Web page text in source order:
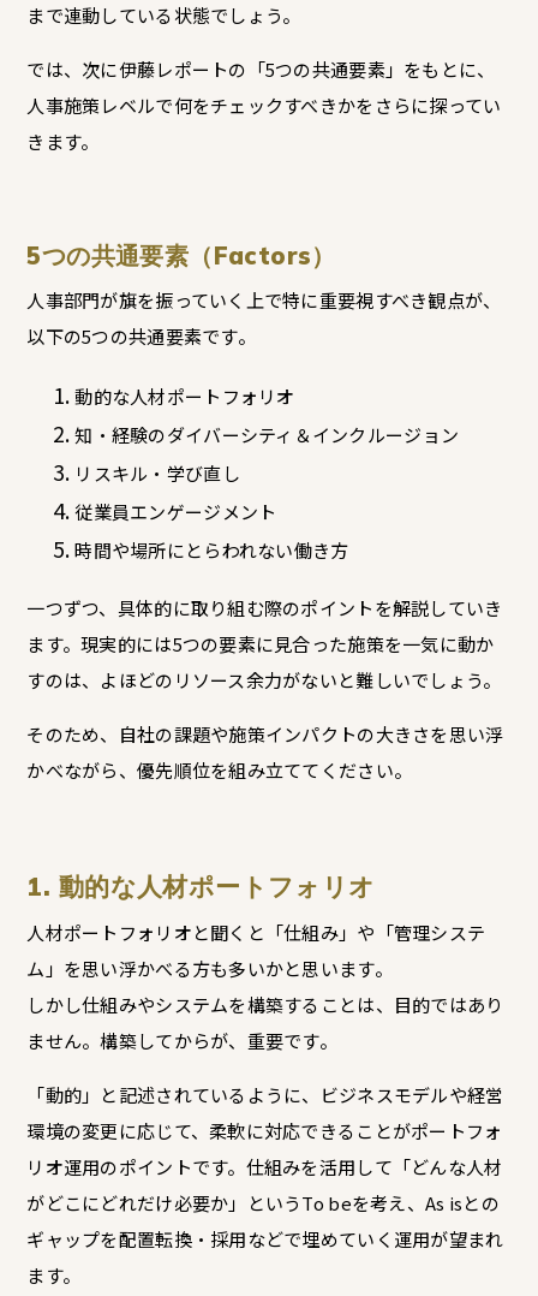
まで連動している状態でしょう。
では、次に伊藤レポートの「5つの共通要素」をもとに、
人事施策レベルで何をチェックすべきかをさらに探ってい
きます。
5つの共通要素（Factors）
人事部門が旗を振っていく上で特に重要視すべき観点が、
以下の5つの共通要素です。
動的な人材ポートフォリオ
知・経験のダイバーシティ＆インクルージョン
リスキル・学び直し
従業員エンゲージメント
時間や場所にとらわれない働き方
一つずつ、具体的に取り組む際のポイントを解説していき
ます。現実的には5つの要素に見合った施策を一気に動か
すのは、よほどのリソース余力がないと難しいでしょう。
そのため、自社の課題や施策インパクトの大きさを思い浮
かべながら、優先順位を組み立ててください。
1. 動的な人材ポートフォリオ
人材ポートフォリオと聞くと「仕組み」や「管理システ
ム」を思い浮かべる方も多いかと思います。
しかし仕組みやシステムを構築することは、目的ではあり
ません。構築してからが、重要です。
「動的」と記述されているように、ビジネスモデルや経営
環境の変更に応じて、柔軟に対応できることがポートフォ
リオ運用のポイントです。仕組みを活用して「どんな人材
がどこにどれだけ必要か」というTo beを考え、As isとの
ギャップを配置転換・採用などで埋めていく運用が望まれ
ます。